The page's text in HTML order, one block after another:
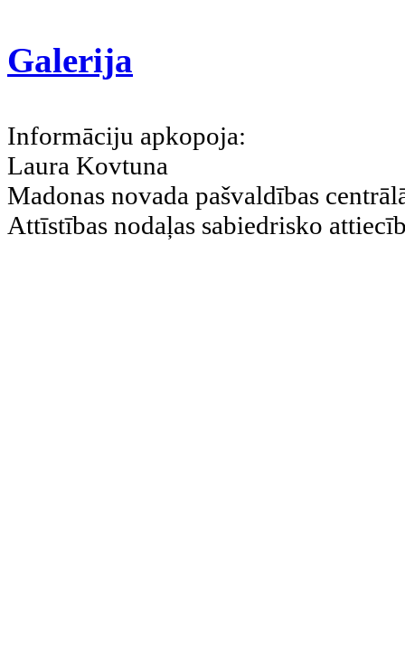
Galerija
Informāciju apkopoja:
Laura Kovtuna
Madonas novada pašvaldības
Attīstības nodaļas sabiedrisko